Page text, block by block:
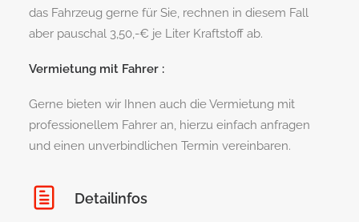
das Fahrzeug gerne für Sie, rechnen in diesem Fall
aber pauschal 3,50,-€ je Liter Kraftstoff ab.
Vermietung mit Fahrer :
Gerne bieten wir Ihnen auch die Vermietung mit
professionellem Fahrer an, hierzu einfach anfragen
und einen unverbindlichen Termin vereinbaren.
Detailinfos